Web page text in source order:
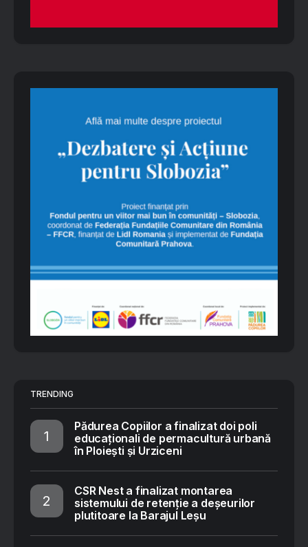
TRENDING
Pădurea Copiilor a finalizat doi poli
educaționali de permacultură urbană
în Ploiești și Urziceni
CSR Nest a finalizat montarea
sistemului de retenție a deșeurilor
plutitoare la Barajul Leșu